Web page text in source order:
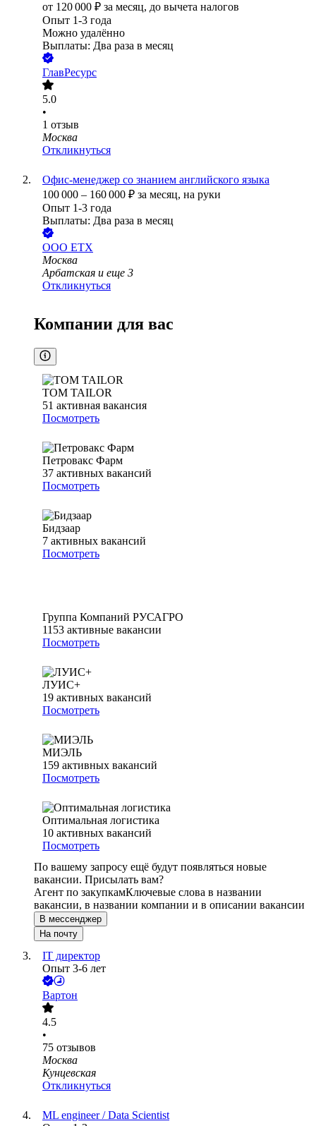
от 120 000 ₽ за месяц, до вычета налогов
Опыт 1-3 года
Можно удалённо
Выплаты: Два раза в месяц
ГлавРесурс
5.0
•
1 отзыв
Москва
Откликнуться
Офис-менеджер со знанием английского языка
100 000 – 160 000 ₽ за месяц, на руки
Опыт 1-3 года
Выплаты: Два раза в месяц
ООО ЕТХ
Москва
Арбатская и еще 3
Откликнуться
Компании для вас
TOM TAILOR
51 активная вакансия
Посмотреть
Петровакс Фарм
37 активных вакансий
Посмотреть
Бидзаар
7 активных вакансий
Посмотреть
Группа Компаний РУСАГРО
1153 активные вакансии
Посмотреть
ЛУИС+
19 активных вакансий
Посмотреть
МИЭЛЬ
159 активных вакансий
Посмотреть
Оптимальная логистика
10 активных вакансий
Посмотреть
По вашему запросу ещё будут появляться новые
вакансии. Присылать вам?
Агент по закупкамКлючевые слова в названии
вакансии, в названии компании и в описании вакансии
В мессенджер
На почту
IT директор
Опыт 3-6 лет
Вартон
4.5
•
75 отзывов
Москва
Кунцевская
Откликнуться
ML engineer / Data Scientist